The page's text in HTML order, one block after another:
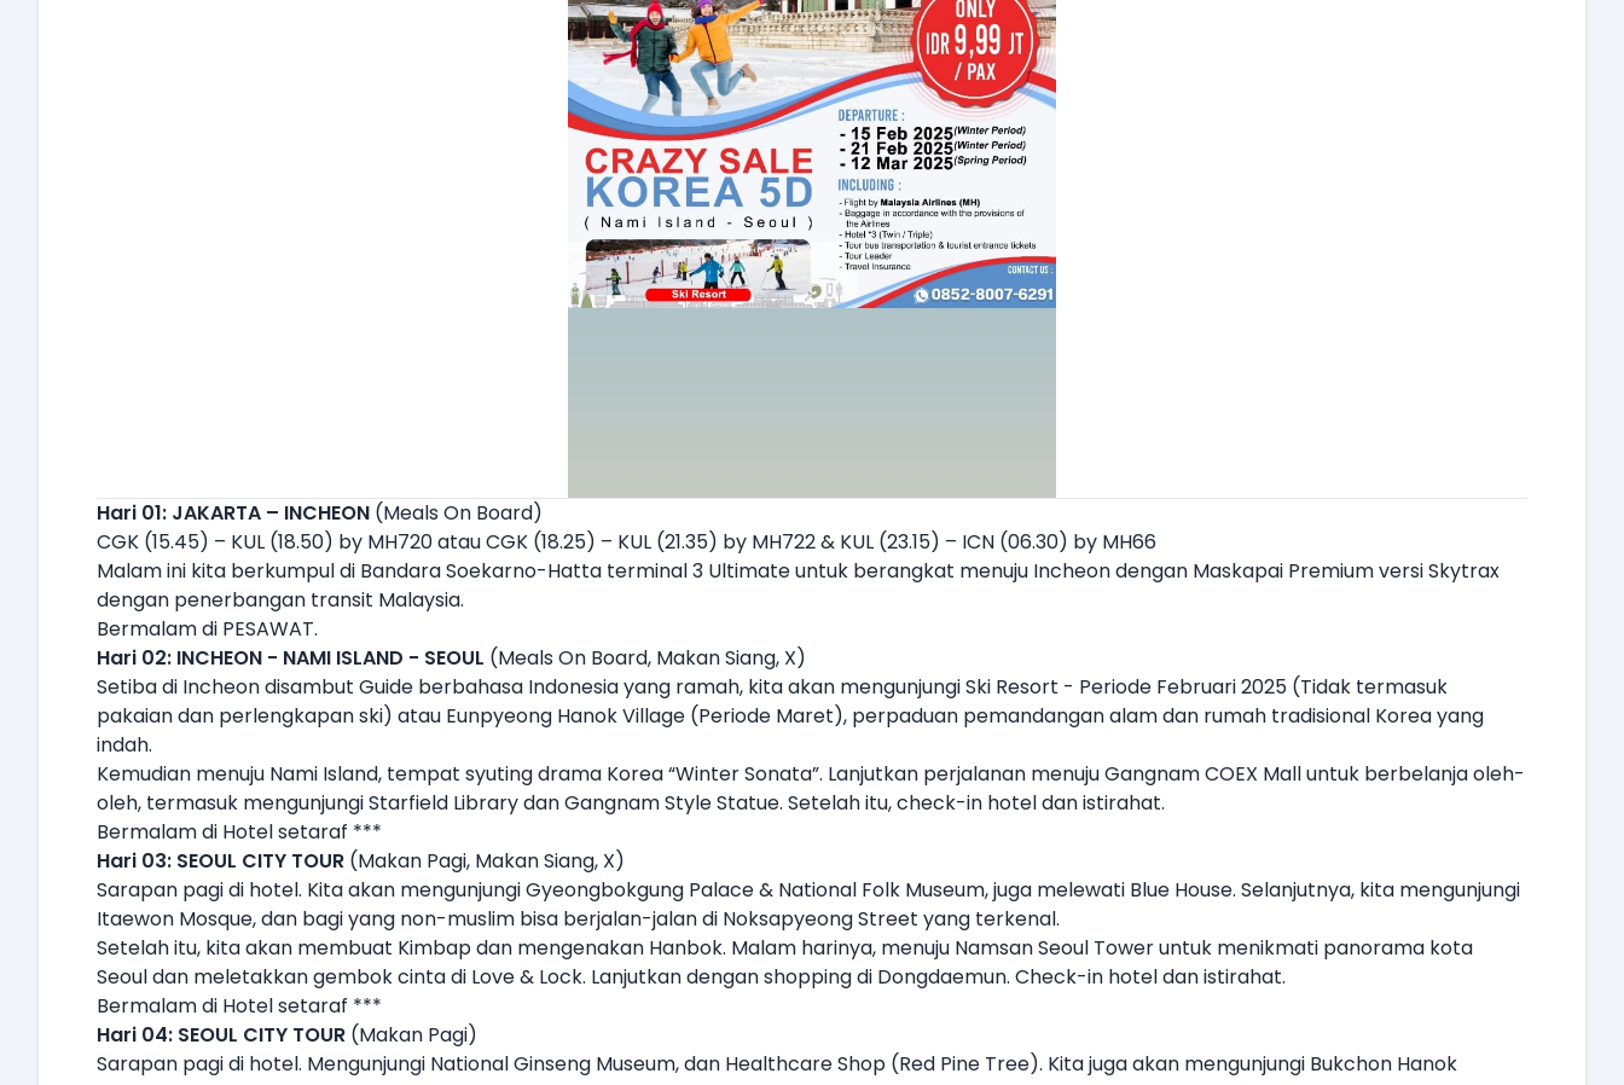
Hari 01: JAKARTA – INCHEON (Meals On Board)
CGK (15.45) – KUL (18.50) by MH720 atau CGK (18.25) – KUL (21.35) by MH722 & KUL (23.15) – ICN (06.30) by MH66
Malam ini kita berkumpul di Bandara Soekarno-Hatta terminal 3 Ultimate untuk berangkat menuju Incheon dengan Maskapai Premium versi Skytrax
dengan penerbangan transit Malaysia.
Bermalam di PESAWAT.
Hari 02: INCHEON - NAMI ISLAND - SEOUL (Meals On Board, Makan Siang, X)
Setiba di Incheon disambut Guide berbahasa Indonesia yang ramah, kita akan mengunjungi Ski Resort - Periode Februari 2025 (Tidak termasuk
pakaian dan perlengkapan ski) atau Eunpyeong Hanok Village (Periode Maret), perpaduan pemandangan alam dan rumah tradisional Korea yang
indah.
Kemudian menuju Nami Island, tempat syuting drama Korea “Winter Sonata”. Lanjutkan perjalanan menuju Gangnam COEX Mall untuk berbelanja oleh-
oleh, termasuk mengunjungi Starfield Library dan Gangnam Style Statue. Setelah itu, check-in hotel dan istirahat.
Bermalam di Hotel setaraf ***
Hari 03: SEOUL CITY TOUR (Makan Pagi, Makan Siang, X)
Sarapan pagi di hotel. Kita akan mengunjungi Gyeongbokgung Palace & National Folk Museum, juga melewati Blue House. Selanjutnya, kita mengunjungi
Itaewon Mosque, dan bagi yang non-muslim bisa berjalan-jalan di Noksapyeong Street yang terkenal.
Setelah itu, kita akan membuat Kimbap dan mengenakan Hanbok. Malam harinya, menuju Namsan Seoul Tower untuk menikmati panorama kota
Seoul dan meletakkan gembok cinta di Love & Lock. Lanjutkan dengan shopping di Dongdaemun. Check-in hotel dan istirahat.
Bermalam di Hotel setaraf ***
Hari 04: SEOUL CITY TOUR (Makan Pagi)
Sarapan pagi di hotel. Mengunjungi National Ginseng Museum, dan Healthcare Shop (Red Pine Tree). Kita juga akan mengunjungi Bukchon Hanok